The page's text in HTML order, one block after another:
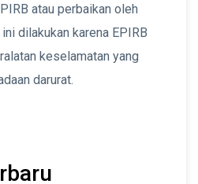
atau perbaikan oleh
dilakukan karena EPIRB
keselamatan yang
darurat.